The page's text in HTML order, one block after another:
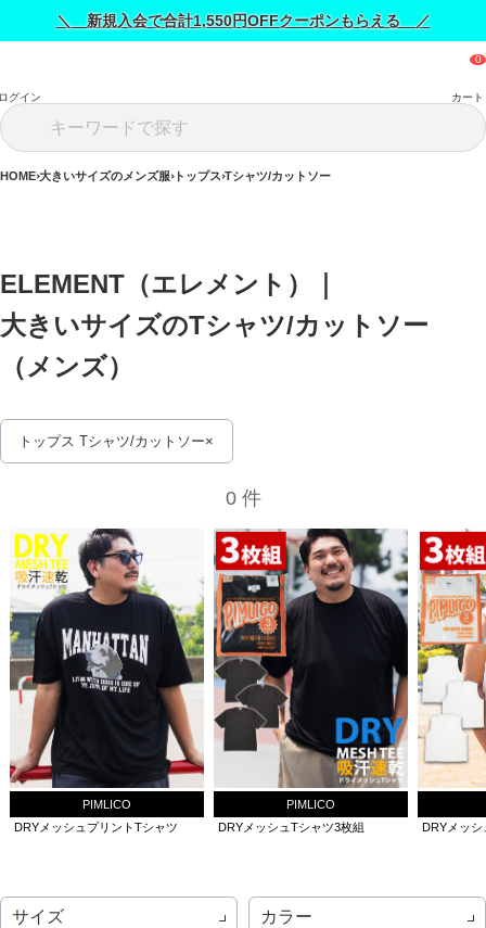
＼ 新規入会で合計1,550円OFFクーポンもらえる ／
グイン カート
HOME 大きいサイズのメンズ服 トップス Tシャツ/カットソー
ELEMENT（エレメント）｜
大きいサイズのTシャツ/カットソー
（メンズ）
トップス Tシャツ/カットソー
0 件
PIMLICO
DRYメッシュプリントTシャツ
PIMLICO
DRYメッシュTシャツ3枚組
DRYメッシ
サイズ カラー